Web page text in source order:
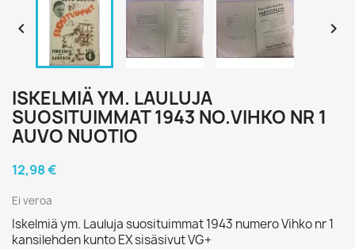
 
ISKELMIÄ YM. LAULUJA
SUOSITUIMMAT 1943 NO.VIHKO NR 1
AUVO NUOTIO
12,98 €
Ei veroa
Iskelmiä ym. Lauluja suosituimmat 1943 numero Vihko nr 1
kansilehden kunto EX sisäsivut VG+